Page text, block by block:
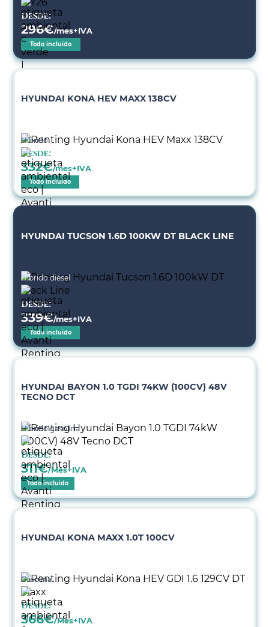
Desde:
296€/mes+IVA
Todo incluido
HYUNDAI KONA HEV MAXX 138CV
Híbrido
Desde:
332€/mes+IVA
Todo incluido
HYUNDAI TUCSON 1.6D 100KW DT BLACK LINE
Híbrido diésel
Desde:
339€/mes+IVA
Todo incluido
HYUNDAI BAYON 1.0 TGDI 74KW (100CV) 48V
TECNO DCT
Híbrido gasolina
Desde:
311€/Mes+IVA
Todo incluido
HYUNDAI KONA MAXX 1.0T 100CV
Gasolina
Desde:
366€/Mes+IVA